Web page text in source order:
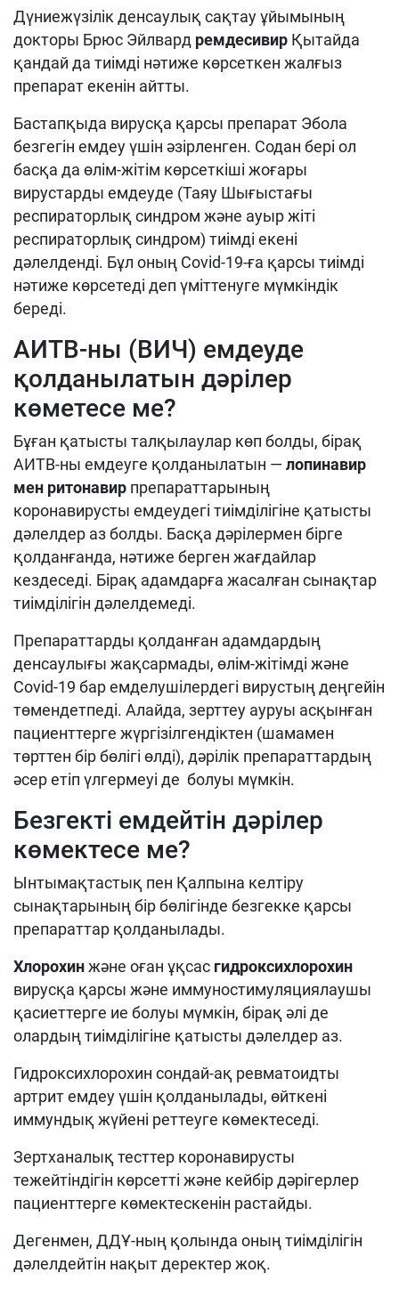
Дүниежүзілік денсаулық сақтау ұйымының
докторы Брюс Эйлвард ремдесивир Қытайда
қандай да тиімді нәтиже көрсеткен жалғыз
препарат екенін айтты.
Бастапқыда вирусқа қарсы препарат Эбола
безгегін емдеу үшін әзірленген. Содан бері ол
басқа да өлім-жітім көрсеткіші жоғары
вирустарды емдеуде (Таяу Шығыстағы
респираторлық синдром және ауыр жіті
респираторлық синдром) тиімді екені
дәлелденді. Бұл оның Covid-19-ға қарсы тиімді
нәтиже көрсетеді деп үміттенуге мүмкіндік
береді.
АИТВ-ны (ВИЧ) емдеуде
қолданылатын дәрілер
көметесе ме?
Бұған қатысты талқылаулар көп болды, бірақ
АИТВ-ны емдеуге қолданылатын — лопинавир
мен ритонавир препараттарының
коронавирусты емдеудегі тиімділігіне қатысты
дәлелдер аз болды. Басқа дәрілермен бірге
қолданғанда, нәтиже берген жағдайлар
кездеседі. Бірақ адамдарға жасалған сынақтар
тиімділігін дәлелдемеді.
Препараттарды қолданған адамдардың
денсаулығы жақсармады, өлім-жітімді және
Covid-19 бар емделушілердегі вирустың деңгейін
төмендетпеді. Алайда, зерттеу ауруы асқынған
пациенттерге жүргізілгендіктен (шамамен
төрттен бір бөлігі өлді), дәрілік препараттардың
әсер етіп үлгермеуі де болуы мүмкін.
Безгекті емдейтін дәрілер
көмектесе ме?
Ынтымақтастық пен Қалпына келтіру
сынақтарының бір бөлігінде безгекке қарсы
препараттар қолданылады.
Хлорохинжәне оған ұқсас гидроксихлорохин
вирусқа қарсы және иммуностимуляциялаушы
қасиеттерге ие болуы мүмкін, бірақ әлі де
олардың тиімділігіне қатысты дәлелдер аз.
Гидроксихлорохин сондай-ақ ревматоидты
артрит емдеу үшін қолданылады, өйткені
иммундық жүйені реттеуге көмектеседі.
Зертханалық тесттер коронавирусты
тежейтіндігін көрсетті және кейбір дәрігерлер
пациенттерге көмектескенін растайды.
Дегенмен, ДДҰ-ның қолында оның тиімділігін
дәлелдейтін нақыт деректер жоқ.